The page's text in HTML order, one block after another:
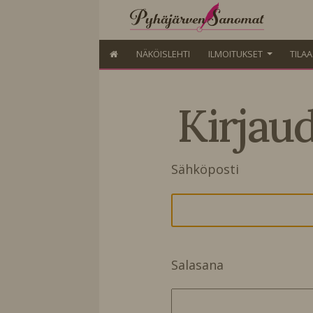
NÄKÖISLEHTI ILMOITUKSET
Sähköposti
Salasana